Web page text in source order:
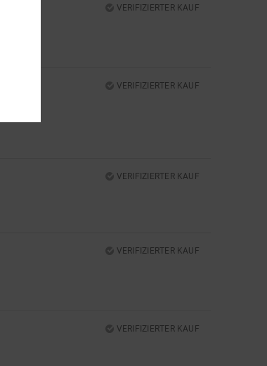
VERIFIZIERTER KAUF
VERIFIZIERTER KAUF
VERIFIZIERTER KAUF
VERIFIZIERTER KAUF
VERIFIZIERTER KAUF